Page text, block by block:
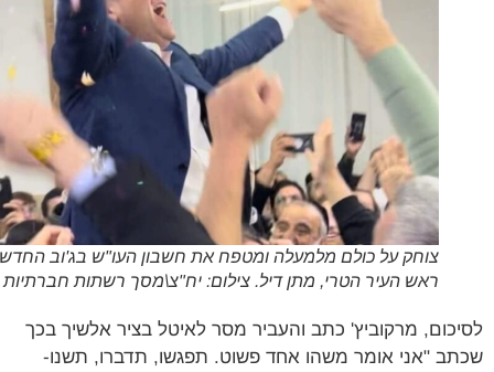
צוחק על כולם מלמעלה ומטפח את חשבון העו"ש בג'וב החדש,
ראש העיר הטרי, מתן דיל. צילום: יח"צ\מסך רשתות חברתיות
מרקוביץ' כתב והעביר מסר לאיטל בציר אלשיך בכך
"אני אומר משהו אחד פשוט. תפגשו, תדברו, תשנו-